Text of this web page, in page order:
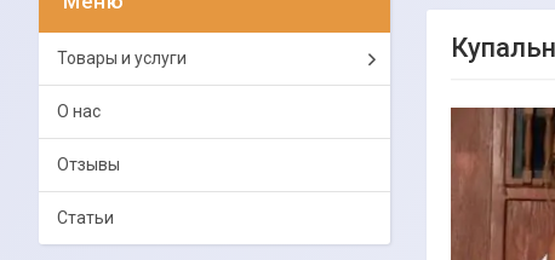
Товары и услуги
О нас
Отзывы
Статьи